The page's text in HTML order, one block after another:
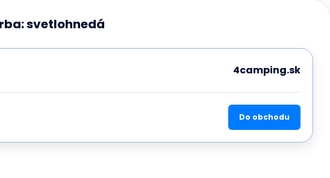
svetlohnedá
4camping.sk
Do obchodu